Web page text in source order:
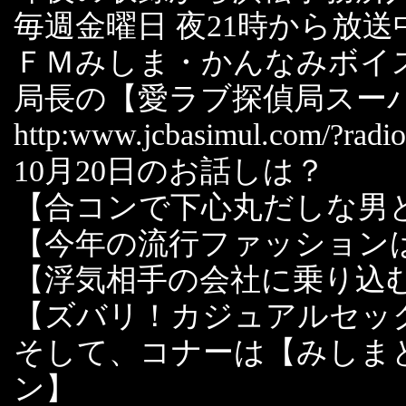
毎週金曜日 夜21時から放送
ＦＭみしま・かんなみボ
局長の【愛ラブ探偵局スー
http:www.jcbasimul.com/
10月20日のお話しは？
【合コンで下心丸だしな男
【今年の流行ファッショ
【浮気相手の会社に乗り込
【ズバリ！カジュアルセ
そして、コナーは【みし
ン】